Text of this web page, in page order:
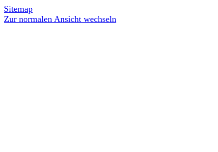
Sitemap
Zur normalen Ansicht wechseln